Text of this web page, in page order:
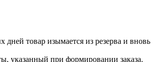
дней товар изымается из резерва и вновь
указанный при формировании заказа.